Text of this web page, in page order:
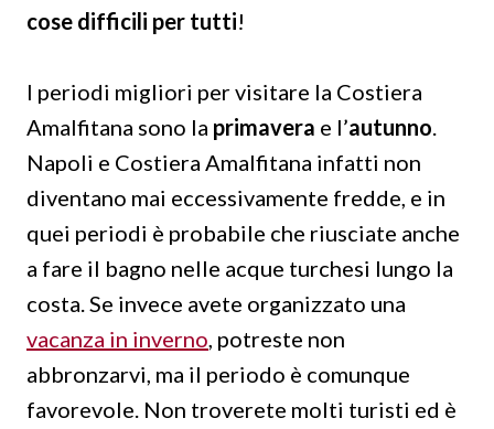
cose difficili per tutti!
I periodi migliori per visitare la Costiera
Amalfitana sono la primavera e l’autunno.
Napoli e Costiera Amalfitana infatti non
diventano mai eccessivamente fredde, e in
quei periodi è probabile che riusciate anche
a fare il bagno nelle acque turchesi lungo la
costa. Se invece avete organizzato una
vacanza in inverno, potreste non
abbronzarvi, ma il periodo è comunque
favorevole. Non troverete molti turisti ed è